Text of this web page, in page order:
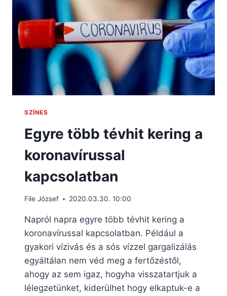
SZÍNES
Egyre több tévhit kering a
koronavírussal
kapcsolatban
File József 2020.03.30. 10:00
Napról napra egyre több tévhit kering a
koronavírussal kapcsolatban. Például a
gyakori vízivás és a sós vízzel gargalizálás
egyáltálan nem véd meg a fertőzéstől,
ahogy az sem igaz, hogyha visszatartjuk a
lélegzetünket, kiderülhet hogy elkaptuk-e a